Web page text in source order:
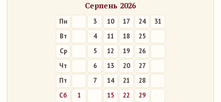
Серпень 2026
Пн 3 10 17 24
31
Вт
4 11 18
25
Ср
5 12 19
26
Чт
6 13 20
27
Пт
7 14 21
28
Сб
1 15 22
29